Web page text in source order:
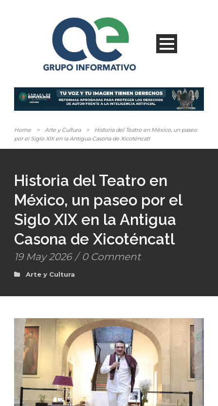
Home > Arte y Cultura >
Historia del Teatro en México, un paseo
por el Siglo XIX en la Antigua Casona de Xicoténcatl
Historia del Teatro en
México, un paseo por el
Siglo XIX en la Antigua
Casona de Xicoténcatl
19 May 2026 / 0 Comment
Arte y Cultura